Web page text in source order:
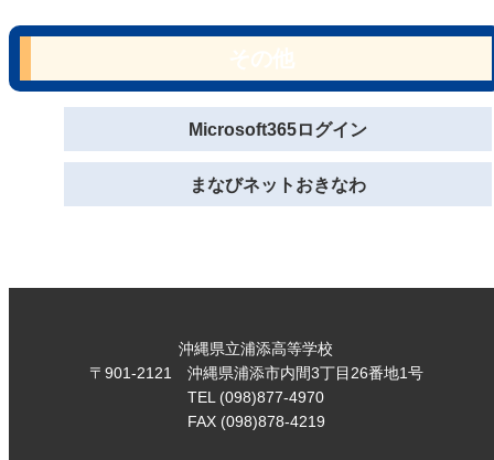
Microsoft365ログイン
まなびネットおきなわ
沖縄県立浦添高等学校
〒901-2121 沖縄県浦添市内間3丁目26番地1号
TEL (098)877-4970
FAX (098)878-4219